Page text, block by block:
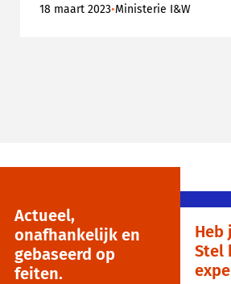
18 maart 2023•Ministerie I&W
Actueel,
onafhankelijk en
gebaseerd op
feiten.
Heb
Stel